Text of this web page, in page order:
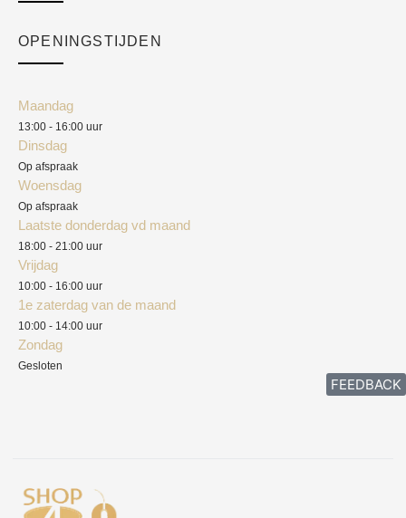
Academy
OPENINGSTIJDEN
Maandag
13:00 - 16:00 uur
Dinsdag
Op afspraak
Woensdag
Op afspraak
Laatste donderdag vd maand
18:00 - 21:00 uur
Vrijdag
10:00 - 16:00 uur
1e zaterdag van de maand
10:00 - 14:00 uur
Zondag
Gesloten
FEEDBACK